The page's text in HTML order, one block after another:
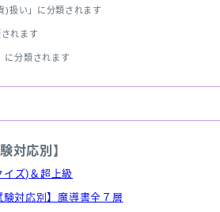
)扱い」に分類されます
れます
に分類されます
対応別】
イズ)＆超上級
対応別】魔導書全７層